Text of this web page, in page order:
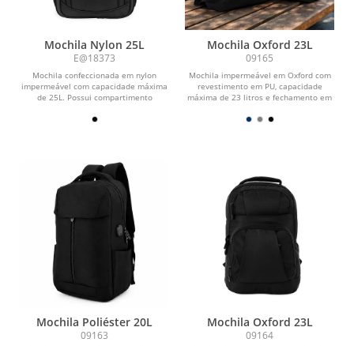
Mochila Nylon 25L
E@18373
Mochila confeccionada em nylon
impermeável com capacidade máxima
de 25L. Possui compartimento
Mochila Oxford 23L
09165
Mochila impermeável em Oxford com
revestimento em PU, capacidade
máxima de 23 litros e fechamento em
Mochila Poliéster 20L
09163
Mochila Oxford 23L
09164